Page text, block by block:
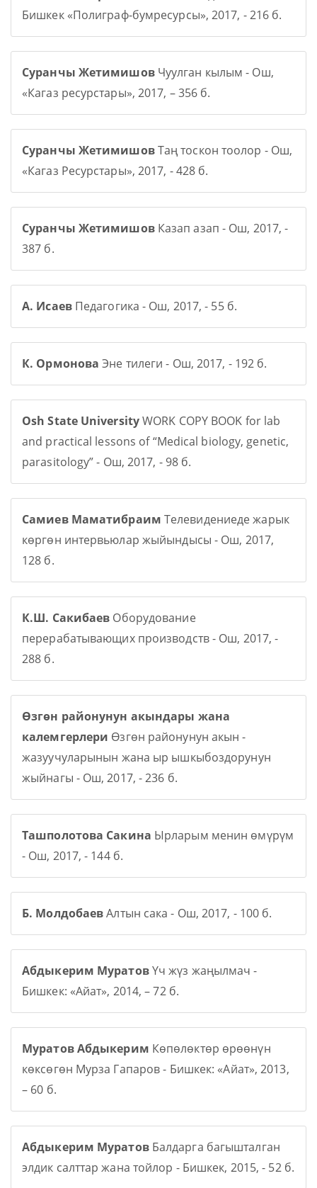
Бишкек «Полиграф-бумресурсы», 2017, - 216 б.
Суранчы ЖетимишовЧуулган кылым - Ош,
«Кагаз ресурстары», 2017, – 356 б.
Суранчы ЖетимишовТаң тоскон тоолор - Ош,
«Кагаз Ресурстары», 2017, - 428 б.
Суранчы ЖетимишовКазап азап - Ош, 2017, -
387 б.
А. ИсаевПедагогика - Ош, 2017, - 55 б.
К. Ормонова Эне тилеги - Ош, 2017, - 192 б.
Osh State UniversityWORK COPY BOOK for lab
and practical lessons of “Medical biology, genetic,
parasitology” - Ош, 2017, - 98 б.
Самиев Маматибраим Телевидениеде жарык
көргөн интервьюлар жыйындысы - Ош, 2017,
128 б.
К.Ш. Сакибаев Оборудование
перерабатывающих производств - Ош, 2017, -
288 б.
Өзгөн районунун акындары жана
калемгерлери Өзгөн районунун акын -
жазуучуларынын жана ыр ышкыбоздорунун
жыйнагы - Ош, 2017, - 236 б.
Ташполотова Сакина Ырларым менин өмүрүм
- Ош, 2017, - 144 б.
Б. МолдобаевАлтын сака - Ош, 2017, - 100 б.
Абдыкерим МуратовҮч жүз жаңылмач -
Бишкек: «Айат», 2014, – 72 б.
Муратов Абдыкерим Көпөлөктөр өрөөнүн
көксөгөн Мурза Гапаров - Бишкек: «Айат», 2013,
– 60 б.
Абдыкерим МуратовБалдарга багышталган
элдик салттар жана тойлор - Бишкек, 2015, - 52 б.